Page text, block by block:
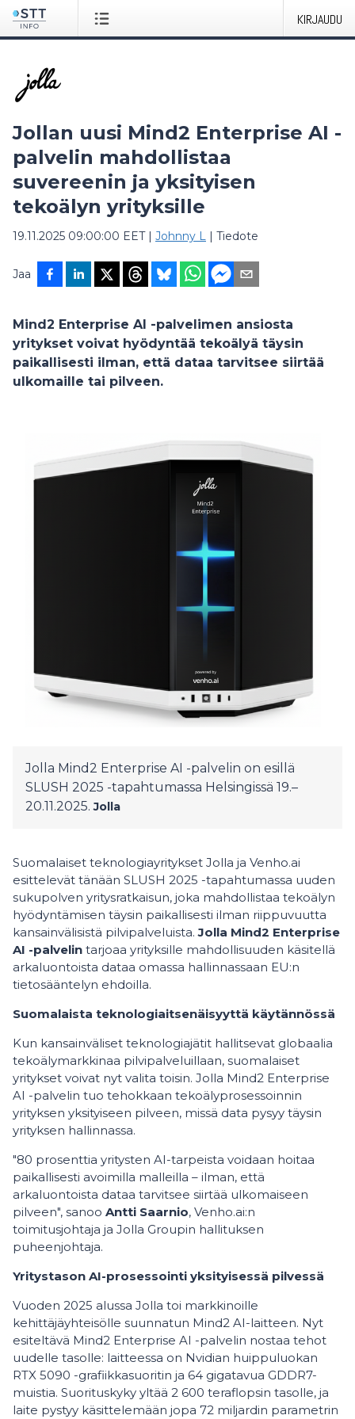
KIRJAUDU
Jollan uusi Mind2 Enterprise AI -
palvelin mahdollistaa
suvereenin ja yksityisen
tekoälyn yrityksille
19.11.2025 09:00:00 EET| Johnny L | Tiedote
Jaa
Mind2 Enterprise AI -palvelimen ansiosta
yritykset voivat hyödyntää tekoälyä täysin
paikallisesti ilman, että dataa tarvitsee siirtää
ulkomaille tai pilveen.
Jolla Mind2 Enterprise AI -palvelin on esillä
SLUSH 2025 -tapahtumassa Helsingissä 19.–
20.11.2025. Jolla
Suomalaiset teknologiayritykset Jolla ja Venho.ai
esittelevät tänään SLUSH 2025 -tapahtumassa uuden
sukupolven yritysratkaisun, joka mahdollistaa tekoälyn
hyödyntämisen täysin paikallisesti ilman riippuvuutta
kansainvälisistä pilvipalveluista.Jolla Mind2 Enterprise
AI -palvelin tarjoaa yrityksille mahdollisuuden käsitellä
arkaluontoista dataa omassa hallinnassaan EU:n
tietosääntelyn ehdoilla.
Suomalaista teknologiaitsenäisyyttä käytännössä
Kun kansainväliset teknologiajätit hallitsevat globaalia
tekoälymarkkinaa pilvipalveluillaan, suomalaiset
yritykset voivat nyt valita toisin. Jolla Mind2 Enterprise
AI -palvelin tuo tehokkaan tekoälyprosessoinnin
yrityksen yksityiseen pilveen, missä data pysyy täysin
yrityksen hallinnassa.
"80 prosenttia yritysten AI-tarpeista voidaan hoitaa
paikallisesti avoimilla malleilla – ilman, että
arkaluontoista dataa tarvitsee siirtää ulkomaiseen
pilveen", sanoo Antti Saarnio, Venho.ai:n
toimitusjohtaja ja Jolla Groupin hallituksen
puheenjohtaja.
Yritystason AI-prosessointi yksityisessä pilvessä
Vuoden 2025 alussa Jolla toi markkinoille
kehittäjäyhteisölle suunnatun Mind2 AI-laitteen. Nyt
esiteltävä Mind2 Enterprise AI -palvelin nostaa tehot
uudelle tasolle: laitteessa on Nvidian huippuluokan
RTX 5090 -grafiikkasuoritin ja 64 gigatavua GDDR7-
muistia. Suorituskyky yltää 2 600 teraflopsin tasolle, ja
laite pystyy käsittelemään jopa 72 miljardin parametrin